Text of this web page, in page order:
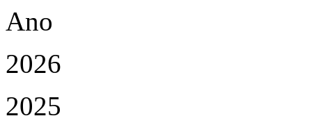
Ano
2026
2025